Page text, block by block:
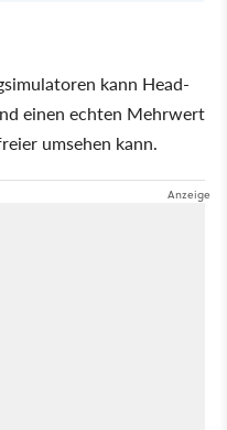
kann Head-
einen echten Mehrwert
umsehen kann.